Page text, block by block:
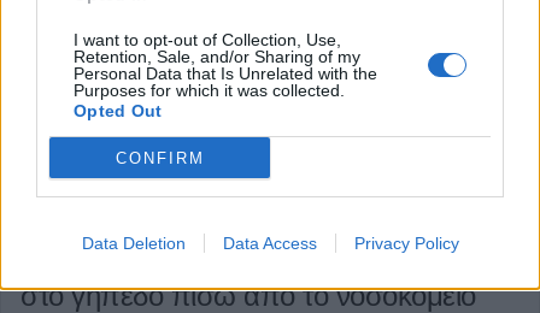
I want to opt-out of Collection, Use,
Retention, Sale, and/or Sharing of my
Personal Data that Is Unrelated with the
Purposes for which it was collected.
Opted Out
CONFIRM
Data Deletion Data Access Privacy Policy
δωρεά 93.000 ευρώ για παρεμβάσεις
στο γήπεδο πίσω από το νοσοκομείο